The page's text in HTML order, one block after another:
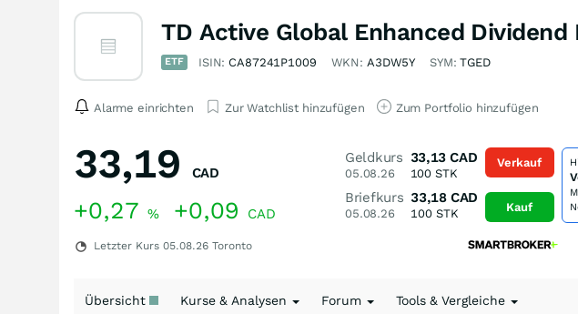
TD Active Global Enhanced Dividend
ETF ISIN: CA87241P1009 WKN: A3DW5Y SYM:TGED
Alarme einrichten Zur Watchlist hinzufügen Zum Portfolio hinzufügen
33,19 CAD
+0,27 % +0,09 CAD
Letzter Kurs 05.08.26 Toronto
Geldkurs
05.08.26
33,13 CAD
100 STK
Briefkurs
05.08.26
33,18 CAD
100STK
Verkauf
Kauf
Übersicht Kurse & Analysen Forum Tools & Vergleiche